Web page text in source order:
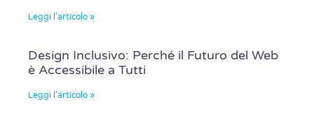
Leggi l'articolo »
Design Inclusivo: Perché il Futuro del Web
è Accessibile a Tutti
Leggi l'articolo »